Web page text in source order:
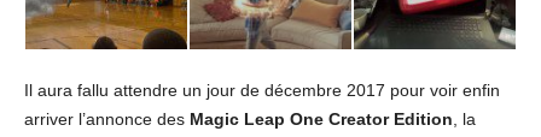
Il aura fallu attendre un jour de décembre 2017 pour voir enfin
arriver l’annonce des Magic Leap One Creator Edition , la